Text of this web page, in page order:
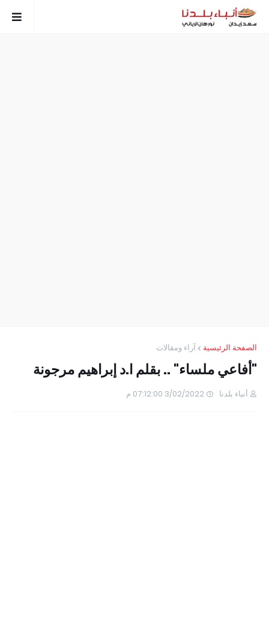
الصفحة الرئيسية آراء ومقالات
"أفاعي ملساء" .. بقلم ا.د إبراهيم مرجونة
أنباء بلدنا 3/02/2022 07:12:00 م